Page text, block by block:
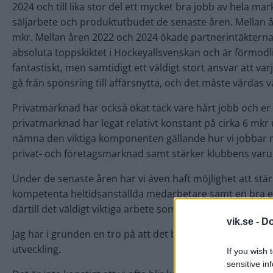
vik.se -
If you wish
sensitive
2024 och till lika stor del ett mycket bra jobb av hela
säljarbete och produktutbudet de senaste åren. Mellan
mkr. Mellan åren 2022 och 2024 ökade
absoluta toppskiktet i Hockeyallsvenskan och är
fantastiskt, men samtidigt ett väldigt stort ansvar att
gå från sponsring till affärsnytta, och det måste vårdas
Privatmarknad har också ökat tack vare hårt jobb och
privatmarknad har legat relativt konstant på cirka 6 mkr
nämna den viktiga komponenten gällande hur vi
privat- och företagsmarknad samt stärker klubbens
Under de senaste åren har vi även haft möjlighet att
kompetenta heltidsanställda medarbetare samt en bra
därtill det väldigt viktiga arbete som bedrivs inom Ett
Jag har i grunden en tro på att det bara finns två vägar –
utveckling.